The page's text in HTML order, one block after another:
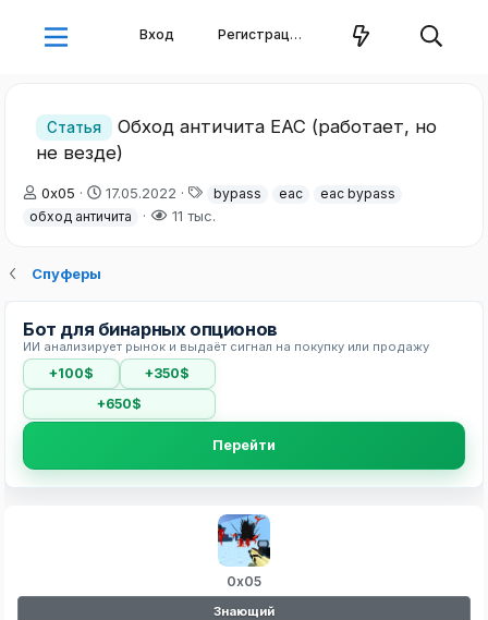
Вход Регистрация
Статья
Обход античита EAC (работает, но
не везде)
А
в
р
м
ы
0x05
Д
а
а
л
17.05.2022
Т
е
bypass eac
eac bypass
обход античита
11 тыс.
Спуферы
Бот для бинарных опционов
ИИ анализирует рынок и выдаёт сигнал на покупку или продажу
+100$
+350$
+650$
Перейти
0x05
Знающий